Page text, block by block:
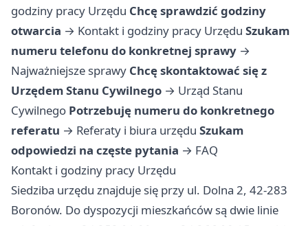
godziny pracy Urzędu Chcę sprawdzić godziny
otwarcia → Kontakt i godziny pracy Urzędu Szukam
numeru telefonu do konkretnej sprawy →
Najważniejsze sprawy Chcę skontaktować się z
Urzędem Stanu Cywilnego → Urząd Stanu
Cywilnego Potrzebuję numeru do konkretnego
referatu → Referaty i biura urzędu Szukam
odpowiedzi na częste pytania → FAQ
Kontakt i godziny pracy Urzędu
Siedziba urzędu znajduje się przy ul. Dolna 2, 42-283
Boronów. Do dyspozycji mieszkańców są dwie linie